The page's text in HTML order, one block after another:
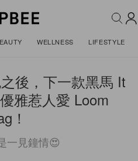
WELLNESS LIFESTYLE
後，下一款黑馬 It
雅惹人愛 Loom
！
一見鐘情😍